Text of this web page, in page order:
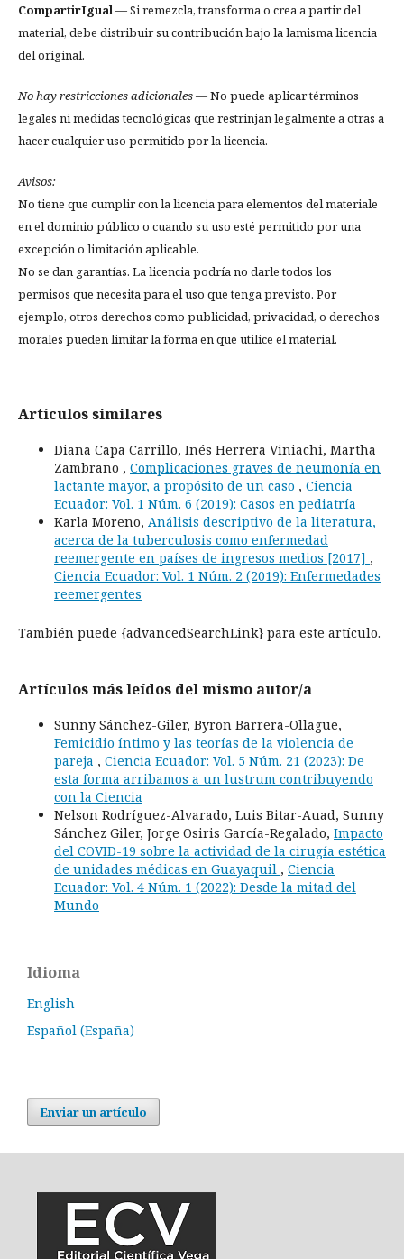
CompartirIgual— Si remezcla, transforma o crea a partir del
material, debe distribuir su contribución bajo la lamisma licencia
del original.
No hay restricciones adicionales— No puede aplicar términos
legales ni medidas tecnológicas que restrinjan legalmente a otras a
hacer cualquier uso permitido por la licencia.
Avisos:
No tiene que cumplir con la licencia para elementos del materiale
en el dominio público o cuando su uso esté permitido por una
excepción o limitación aplicable.
No se dan garantías. La licencia podría no darle todos los
permisos que necesita para el uso que tenga previsto. Por
ejemplo, otros derechos como publicidad, privacidad, o derechos
morales pueden limitar la forma en que utilice el material.
Artículos similares
Diana Capa Carrillo, Inés Herrera Viniachi, Martha
Zambrano , Complicaciones graves de neumonía en
lactante mayor, a propósito de un caso , Ciencia
Ecuador: Vol. 1 Núm. 6 (2019): Casos en pediatría
Karla Moreno, Análisis descriptivo de la literatura,
acerca de la tuberculosis como enfermedad
reemergente en países de ingresos medios [2017] ,
Ciencia Ecuador: Vol. 1 Núm. 2 (2019): Enfermedades
reemergentes
También puede {advancedSearchLink} para este artículo.
Artículos más leídos del mismo autor/a
Sunny Sánchez-Giler, Byron Barrera-Ollague,
Femicidio íntimo y las teorías de la violencia de
pareja , Ciencia Ecuador: Vol. 5 Núm. 21 (2023): De
esta forma arribamos a un lustrum contribuyendo
con la Ciencia
Nelson Rodríguez-Alvarado, Luis Bitar-Auad, Sunny
Sánchez Giler, Jorge Osiris García-Regalado, Impacto
del COVID-19 sobre la actividad de la cirugía estética
de unidades médicas en Guayaquil , Ciencia
Ecuador: Vol. 4 Núm. 1 (2022): Desde la mitad del
Mundo
Idioma
English
Español (España)
Enviar un artículo